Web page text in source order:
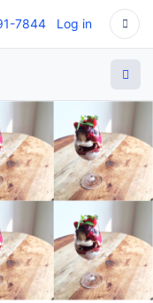
7844 Log in